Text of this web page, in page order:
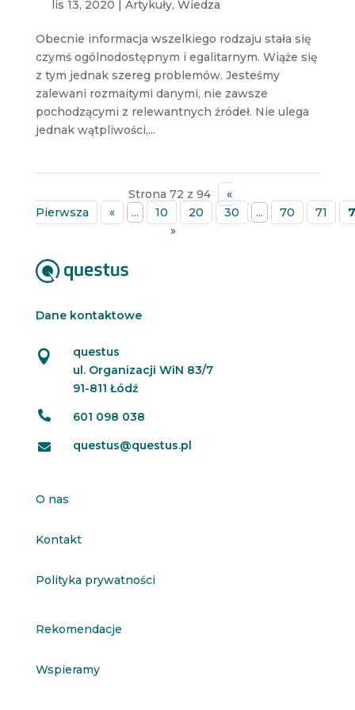
lis 13, 2020 | Artykuły, Wiedza
Obecnie informacja wszelkiego rodzaju stała się
czymś ogólnodostępnym i egalitarnym. Wiąże się
z tym jednak szereg problemów. Jesteśmy
zalewani rozmaitymi danymi, nie zawsze
pochodzącymi z relewantnych źródeł. Nie ulega
jednak wątpliwości,...
Strona 72 z 94
«
Pierwsza
« ... 10 20 30 ... 70 71
»
Dane kontaktowe

questus
ul. Organizacji WiN 83/7
91-811 Łódź
 601 098 038
 questus@questus.pl
O nas
Kontakt
Polityka prywatności
Rekomendacje
Wspieramy